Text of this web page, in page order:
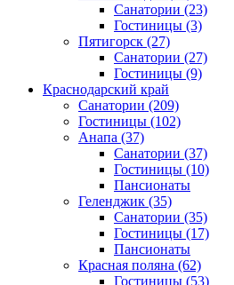
Санатории (23)
Гостиницы (3)
Пятигорск (27)
Санатории (27)
Гостиницы (9)
Краснодарский край
Санатории (209)
Гостиницы (102)
Анапа (37)
Санатории (37)
Гостиницы (10)
Пансионаты
Геленджик (35)
Санатории (35)
Гостиницы (17)
Пансионаты
Красная поляна (62)
Гостиницы (53)